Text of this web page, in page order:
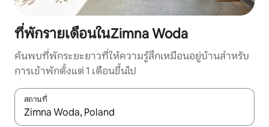
ที่พักรายเดือนในZimna Woda
ค้นพบที่พักระยะยาวที่ให้ความรู้สึกเหมือนอยู่บ้านสำหรับ
การเข้าพักตั้งแต่ 1 เดือนขึ้นไป
สถานที่
ใช้ลูกศรขึ้นลง หรือใช้การสัมผัสหรือปัด เพื่อสำรวจผลการค้นหา